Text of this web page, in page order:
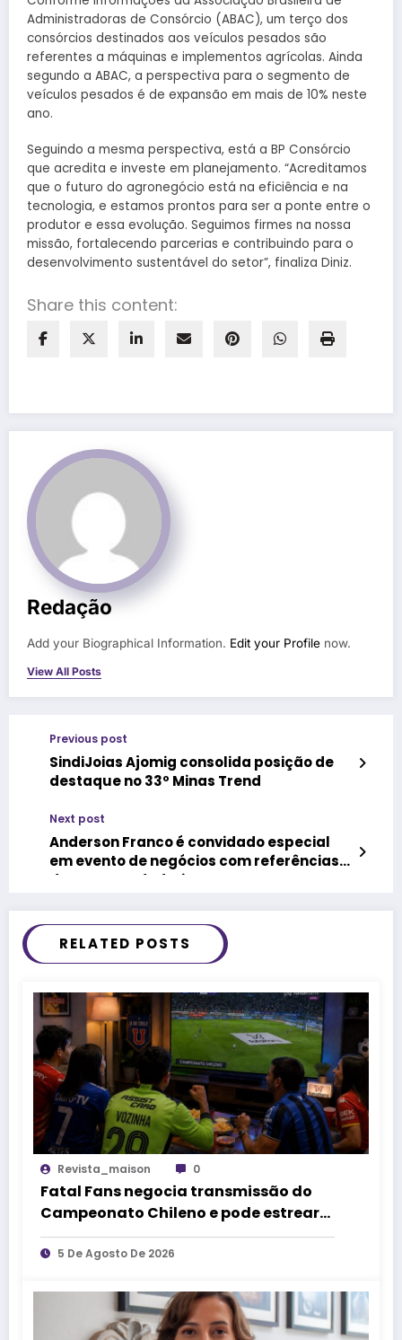
Administradoras de Consórcio (ABAC), um terço dos
consórcios destinados aos veículos pesados são
referentes a máquinas e implementos agrícolas. Ainda
segundo a ABAC, a perspectiva para o segmento de
veículos pesados é de expansão em mais de 10% neste
ano.
Seguindo a mesma perspectiva, está a BP Consórcio
que acredita e investe em planejamento. “Acreditamos
que o futuro do agronegócio está na eficiência e na
tecnologia, e estamos prontos para ser a ponte entre o
produtor e essa evolução. Seguimos firmes na nossa
missão, fortalecendo parcerias e contribuindo para o
desenvolvimento sustentável do setor”, finaliza Diniz.
Share this content:
Redação
Add your Biographical Information. Edit your Profile now.
View All Posts
Previous post
SindiJoias Ajomig consolida posição de
destaque no 33º Minas Trend
Next post
Anderson Franco é convidado especial
em evento de negócios com referências
do empreendedorismo
RELATED POSTS
Revista_maison 0
Fatal Fans negocia transmissão do
Campeonato Chileno e pode estrear
no mercado de competições
esportivas
5 De Agosto De 2026